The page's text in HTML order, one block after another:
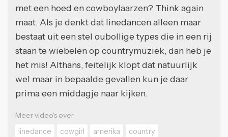
met een hoed en cowboylaarzen? Think again
maat. Als je denkt dat linedancen alleen maar
bestaat uit een stel oubollige types die in een rij
staan te wiebelen op countrymuziek, dan heb je
het mis! Althans, feitelijk klopt dat natuurlijk
wel maar in bepaalde gevallen kun je daar
prima een middagje naar kijken.
Meer video's over
linedance
cowgirl amerika country